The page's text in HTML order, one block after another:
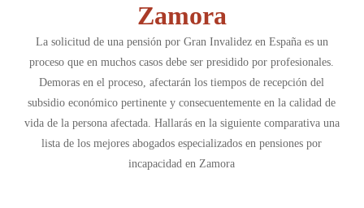
Zamora
La solicitud de una pensión por Gran Invalidez en España es un
proceso que en muchos casos debe ser presidido por profesionales.
Demoras en el proceso, afectarán los tiempos de recepción del
subsidio económico pertinente y consecuentemente en la calidad de
vida de la persona afectada. Hallarás en la siguiente comparativa una
lista de los mejores abogados especializados en pensiones por
incapacidad en Zamora